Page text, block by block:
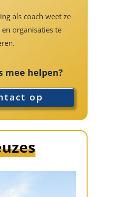
als coach weet ze
organisaties te
mee helpen?
op